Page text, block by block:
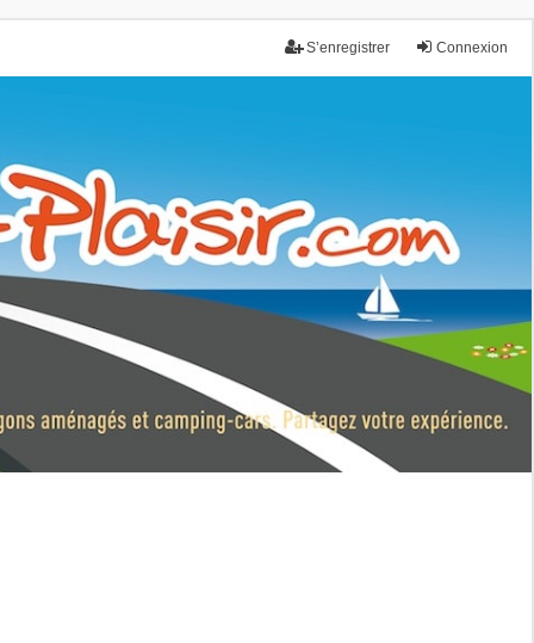
Connexion
S’enregistrer